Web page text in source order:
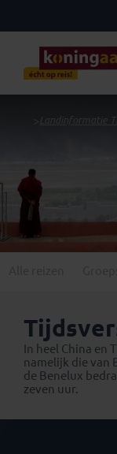
> Landinformatie
In heel China en
namelijk die van
de Benelux
zeven uur.